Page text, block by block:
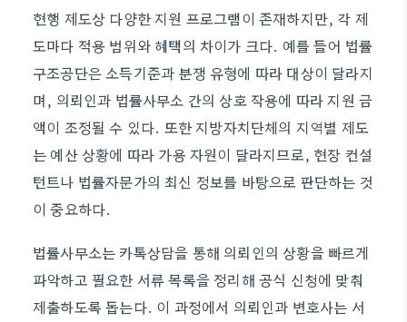
현행 제도상 다양한 지원 프로그램이 존재하지만, 각 제
도마다 적용 범위와 혜택의 차이가 크다. 예를 들어 법률
구조공단은 소득기준과 분쟁 유형에 따라 대상이 달라지
며, 의뢰인과 법률사무소 간의 상호 작용에 따라 지원 금
액이 조정될 수 있다. 또한 지방자치단체의 지역별 제도
는 예산 상황에 따라 가용 자원이 달라지므로, 현장 컨설
턴트나 법률자문가의 최신 정보를 바탕으로 판단하는 것
이 중요하다.
법률사무소는 카톡상담을 통해 의뢰인의 상황을 빠르게
파악하고 필요한 서류 목록을 정리해 공식 신청에 맞춰
제출하도록 돕는다. 이 과정에서 의뢰인과 변호사는 서